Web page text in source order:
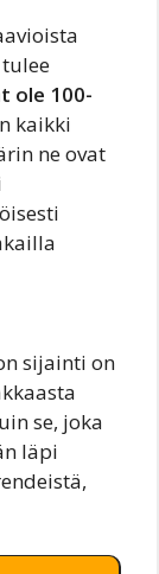
ole 100-
kaikki
ne ovat
sijainti on
se, joka
läpi